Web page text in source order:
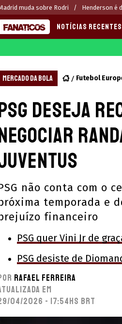
muda sobre Rodri Henderson é
Melhores sites de
Últimas
CASAS DE APOSTAS
CÓDIGOS e OFERTAS
APPS
NOTÍCIAS RECENTES
MERCADO DA BOLA Futebol
deseja
não conta com o
temporada e
financeiro
PSG quer Vini Jr de
PSG desiste de
Rafael Ferreira
em
04/2026 - 17:54hs BRT